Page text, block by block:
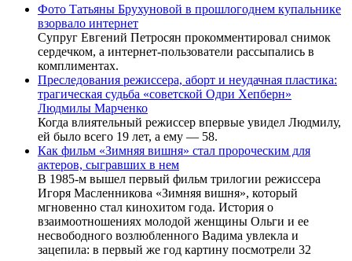
Фото Татьяны Брухуновой в прошлогоднем купальнике
взорвало интернет
Супруг Евгений Петросян прокомментировал снимок
сердечком, а интернет-пользователи рассыпались в
комплиментах.
Преследования режиссера, аборт и неудачная пластика:
трагическая судьба «советской Одри Хепберн»
Людмилы Марченко
Когда влиятельный режиссер впервые увидел Людмилу,
ей было всего 19 лет, а ему — 58.
Как фильм «Зимняя вишня» стал пророческим для
актеров, сыгравших в нем
В 1985-м вышел первый фильм трилогии режиссера
Игоря Масленникова «Зимняя вишня», который
мгновенно стал кинохитом года. История о
взаимоотношениях молодой женщины Ольги и ее
несвободного возлюбленного Вадима увлекла и
зацепила: в первый же год картину посмотрели 32